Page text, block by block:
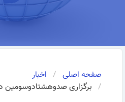
صفحه اصلی
اخبار